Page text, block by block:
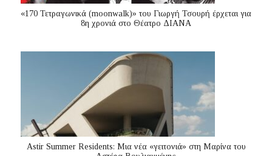
«170 Τετραγωνικά (moonwalk)» του Γιωργή Τσουρή έρχεται για
8η χρονιά στο Θέατρο ΔΙΑΝΑ
Astir Summer Residents: Μια νέα «γειτονιά» στη Μαρίνα του